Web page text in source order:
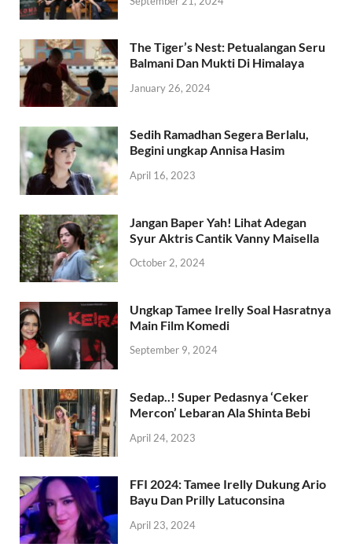
The Tiger’s Nest: Petualangan Seru
Balmani Dan Mukti Di Himalaya
January 26, 2024
Sedih Ramadhan Segera Berlalu,
Begini ungkap Annisa Hasim
April 16, 2023
Jangan Baper Yah! Lihat Adegan
Syur Aktris Cantik Vanny Maisella
October 2, 2024
Ungkap Tamee Irelly Soal Hasratnya
Main Film Komedi
September 9, 2024
Sedap..! Super Pedasnya ‘Ceker
Mercon’ Lebaran Ala Shinta Bebi
April 24, 2023
FFI 2024: Tamee Irelly Dukung Ario
Bayu Dan Prilly Latuconsina
April 23, 2024